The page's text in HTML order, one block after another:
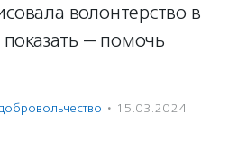
волонтерство в
— помочь
· 15.03.2024